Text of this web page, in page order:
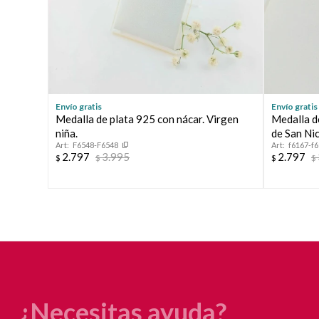
Envío gratis
Medalla de plata 925 con nácar. Virgen
niña.
F6548-F6548
$ 2.797 $3.995
Envío gratis
Medalla
de San
f6167-
$ 2.797 $
¿Necesitas ayuda?